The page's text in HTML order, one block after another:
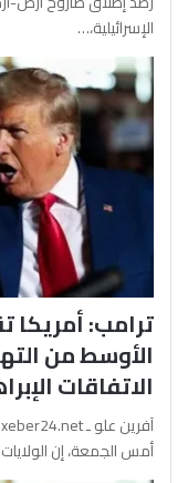
الإسرائيلية،…
ترامب: أمريكا
الأوسط من
الاتفاقات
أمس الجمعة، إن